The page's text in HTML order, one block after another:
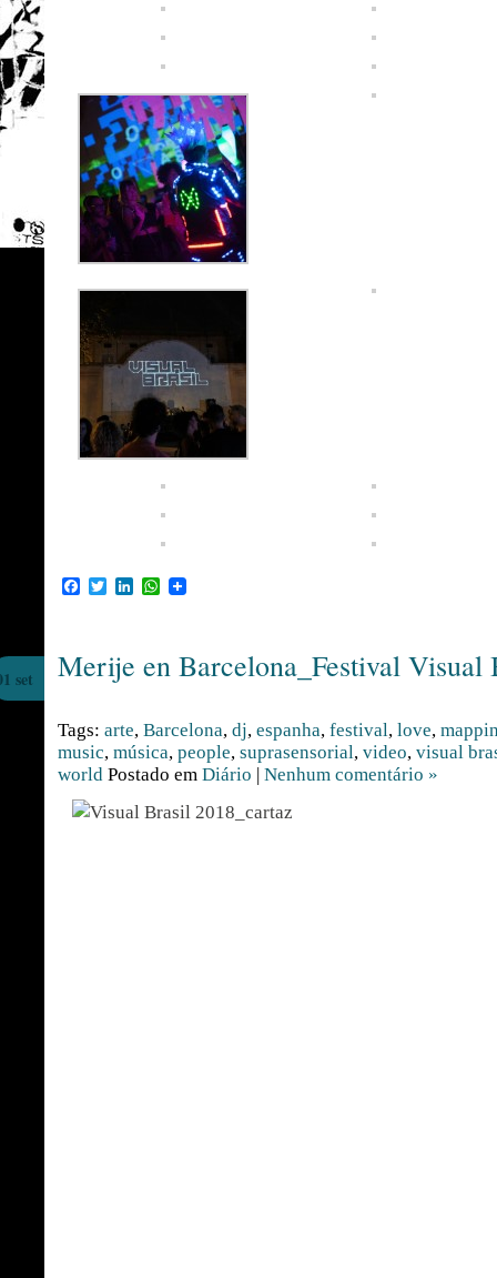
Facebook
TwitterLinkedInWhatsApp
Merije en Barcelona_Festival Visual
set
Tags: arte, Barcelona, dj, espanha, festival, love,
music, música, people, suprasensorial, video, visual
world Postado em Diário | Nenhum comentário »